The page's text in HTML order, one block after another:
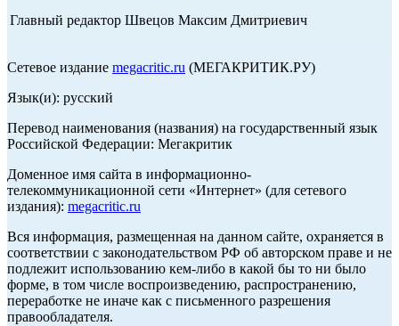
Главный редактор Швецов Максим Дмитриевич
Сетевое издание megacritic.ru (МЕГАКРИТИК.РУ)
Язык(и): русский
Перевод наименования (названия) на государственный язык
Российской Федерации: Мегакритик
Доменное имя сайта в информационно-
телекоммуникационной сети «Интернет» (для сетевого
издания): megacritic.ru
Вся информация, размещенная на данном сайте, охраняется в
соответствии с законодательством РФ об авторском праве и не
подлежит использованию кем-либо в какой бы то ни было
форме, в том числе воспроизведению, распространению,
переработке не иначе как с письменного разрешения
правообладателя.